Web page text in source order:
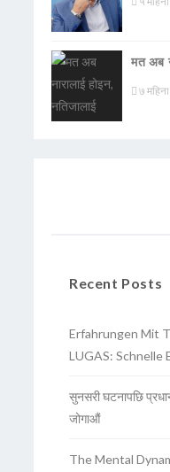
मत अब
७
Recent Posts
Erfahrungen Mit
LUGAS: Schnelle
सुनसरी घटनापछि
जोगाऔं
The Mental